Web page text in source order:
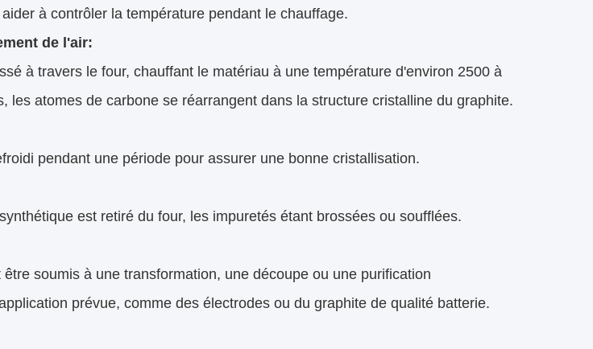
à contrôler la température pendant le chauffage.
de l'air:
à travers le four, chauffant le matériau à une température d'environ 2500 à
les atomes de carbone se réarrangent dans la structure cristalline du graphite.
pendant une période pour assurer une bonne cristallisation.
est retiré du four, les impuretés étant brossées ou soufflées.
soumis à une transformation, une découpe ou une purification
prévue, comme des électrodes ou du graphite de qualité batterie.